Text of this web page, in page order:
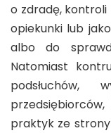
o zdradę,
opiekunki lub
albo do
Natomiast
praktyk ze